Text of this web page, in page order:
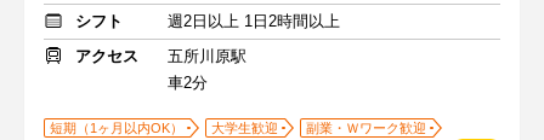
シフト
週2日以上 1日2時間以上
アクセス
五所川原駅
車2分
短期（1ヶ月以内OK） 大学生歓迎
副業・Ｗワーク歓迎